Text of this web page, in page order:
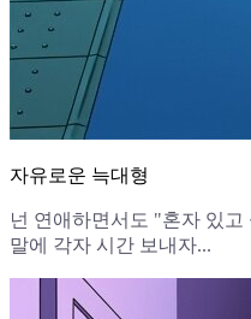
자유로운 늑대형
넌 연애하면서도 "혼자 있
말에 각자 시간 보내자...